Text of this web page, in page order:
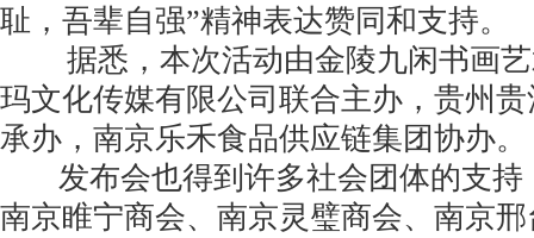
耻，吾辈自强”精神表达赞同和支持。
据悉，本次活动由金陵九闲书画艺
玛文化传媒有限公司联合主办，贵州
承办，南京乐禾食品供应链集团协办。
发布会也得到许多社会团体的支持
南京睢宁商会、南京灵璧商会、南京